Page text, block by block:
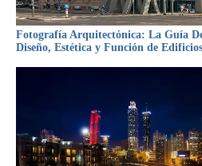
Fotografía Arquitectónica: La Guía
Diseño, Estética y Función de